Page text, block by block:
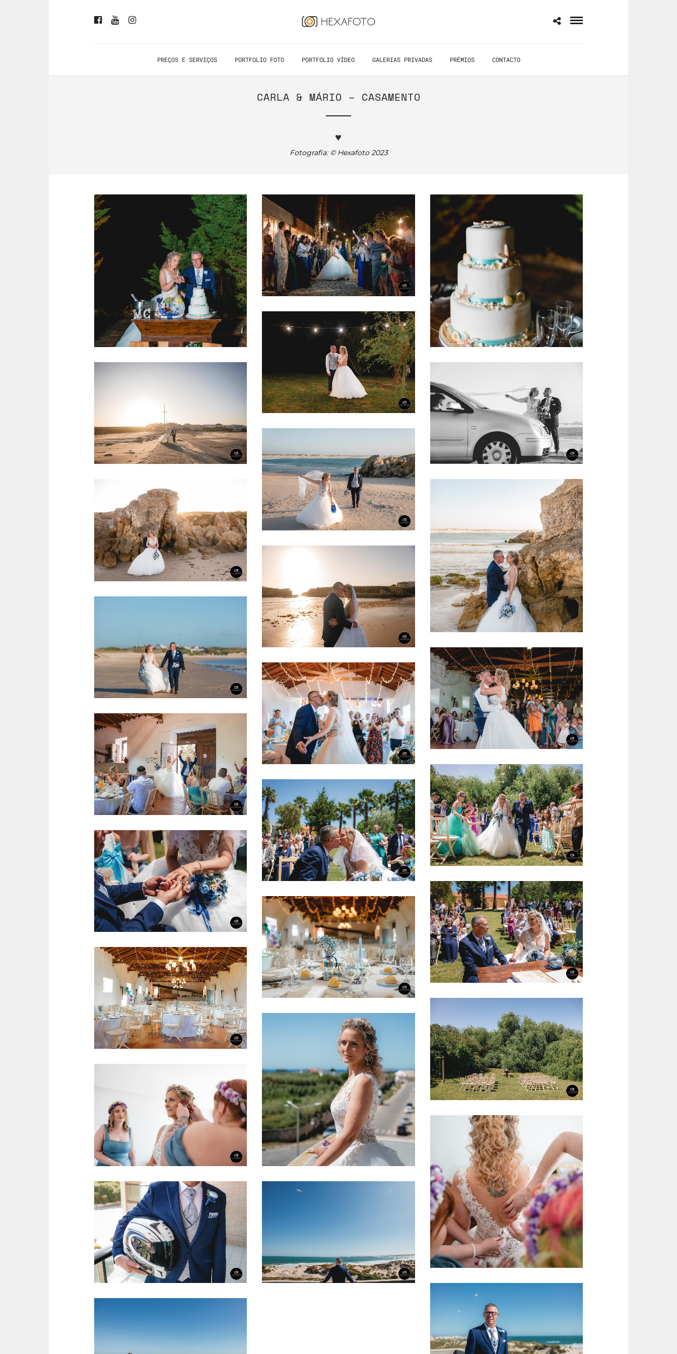
PREÇOS E SERVIÇOS PORTFOLIO FOTO PORTFOLIO VÍDEO GALERIAS PRIVADAS PRÉMIOS CONTACTO
CARLA & MÁRIO – CASAMENTO
♥
Fotografia: © Hexafoto 2023